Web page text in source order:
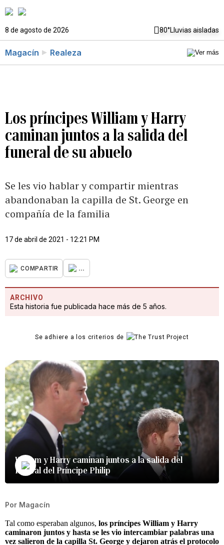
8 de agosto de 2026 80°Lluvias aisladas
Magacín Realeza
Los príncipes William y Harry
caminan juntos a la salida del
funeral de su abuelo
Se les vio hablar y compartir mientras
abandonaban la capilla de St. George en
compañía de la familia
17 de abril de 2021 - 12:21 PM
COMPARTIR ...
ARCHIVO
Esta historia fue publicada hace más de 5 años.
Se adhiere a los criterios de
William y Harry caminan juntos a la salida del
funeral del Príncipe Philip
Por Magacín
Tal como esperaban algunos, los príncipes William y Harry
caminaron juntos y hasta se les vio intercambiar palabras una
vez salieron de la capilla St. George y dejaron atrás el protocolo